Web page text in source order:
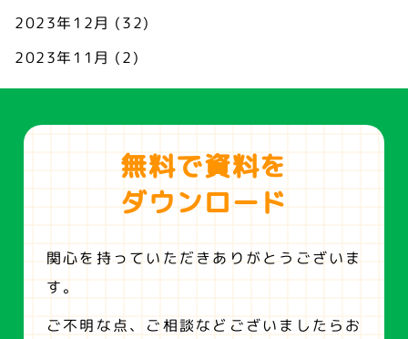
2023年12月 (32)
2023年11月 (2)
無料で資料を
ダウンロード
関心を持っていただきありがとうございま
す。
ご不明な点、ご相談などございましたらお